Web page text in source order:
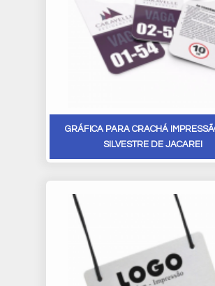
GRÁFICA PARA CRACHÁ
SILVESTRE DE JACAREI